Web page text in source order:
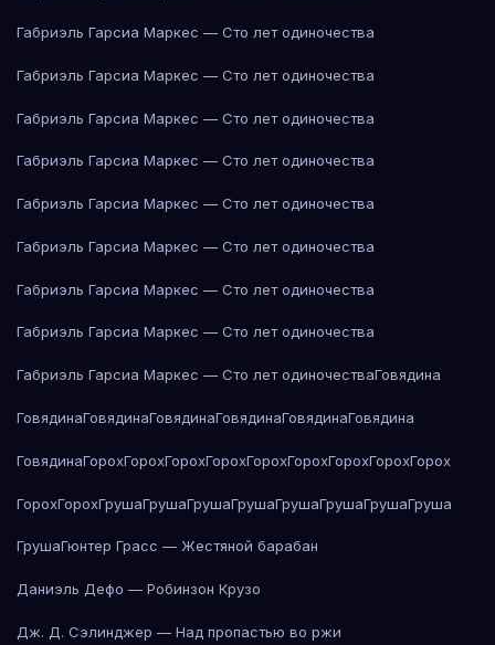
Габриэль Гарсиа Маркес — Сто лет одиночества
Габриэль Гарсиа Маркес — Сто лет одиночества
Габриэль Гарсиа Маркес — Сто лет одиночества
Габриэль Гарсиа Маркес — Сто лет одиночества
Габриэль Гарсиа Маркес — Сто лет одиночества
Габриэль Гарсиа Маркес — Сто лет одиночества
Габриэль Гарсиа Маркес — Сто лет одиночества
Габриэль Гарсиа Маркес — Сто лет одиночества
Габриэль Гарсиа Маркес — Сто лет одиночестваГовядина
ГовядинаГовядинаГовядинаГовядинаГовядинаГовядина
ГовядинаГорохГорохГорохГорохГорохГорохГорохГорохГорох
ГорохГорохГрушаГрушаГрушаГрушаГрушаГрушаГрушаГруша
ГрушаГюнтер Грасс — Жестяной барабан
Даниэль Дефо — Робинзон Крузо
Дж. Д. Сэлинджер — Над пропастью во ржи